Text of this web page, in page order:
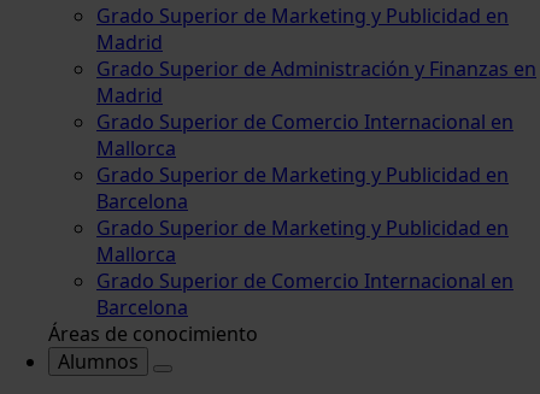
Grado Superior de Marketing y Publicidad en
Madrid
Grado Superior de Administración y Finanzas en
Madrid
Grado Superior de Comercio Internacional en
Mallorca
Grado Superior de Marketing y Publicidad en
Barcelona
Grado Superior de Marketing y Publicidad en
Mallorca
Grado Superior de Comercio Internacional en
Barcelona
Áreas de conocimiento
Alumnos